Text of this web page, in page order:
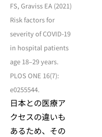
FS, Graviss EA (2021)
Risk factors for
severity of COVID-19
in hospital patients
age 18–29 years.
PLOS ONE 16(7):
e0255544.
日本との医療ア
クセスの違いも
あるため、その